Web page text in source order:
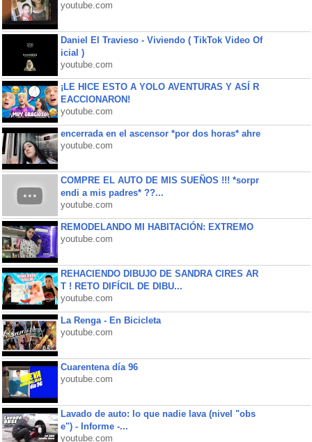
youtube.com
Daniel El Travieso - Viviendo ( TikTok Video Of
icial )
youtube.com
¡LE HICE ESTO A YOLO AVENTURAS Y ASÍ R
EACCIONARON!
youtube.com
encerrada en el ascensor *por dos horas* ahre
youtube.com
COMPRE EL AUTO DE MIS SUEÑOS !!! *sorpr
endi a mis padres* ??...
youtube.com
REMODELANDO MI HABITACIÓN: EXTREMO
youtube.com
REHACIENDO DIBUJO DE SANDRA CIRES AR
T ! RETO DIFÍCIL DE DIBU...
youtube.com
La Renga - En Bicicleta
youtube.com
Cuarentena día 96
youtube.com
Lavado de auto: lo que nadie lava (nivel "obs
e") - Informe -...
youtube.com